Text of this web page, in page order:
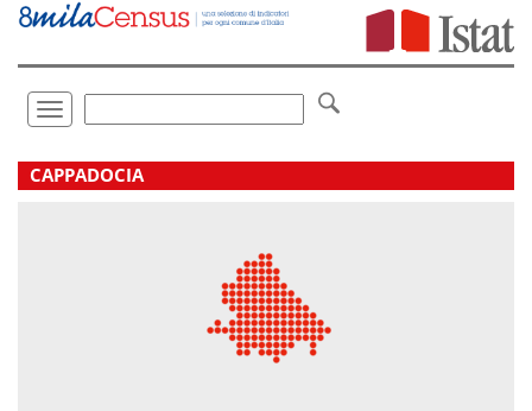
Vai
direttamente
Toggle
navigation
.
CAPPADOCIA